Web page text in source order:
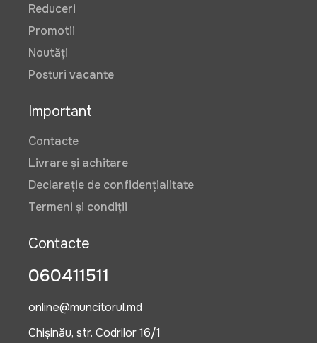
Reduceri
Promotii
Noutăți
Posturi vacante
Important
Contacte
Livrare și achitare
Declarație de confidențialitate
Termeni și condiții
Contacte
060411511
online@muncitorul.md
Chișinău, str. Codrilor 16/1